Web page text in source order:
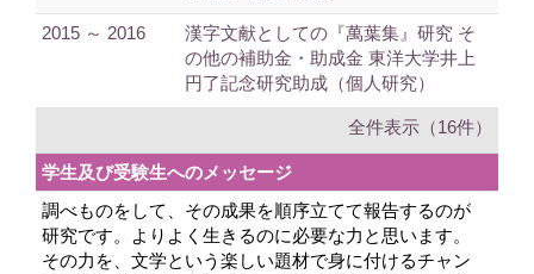
2015 ～ 2016
漢字文献としての『萬葉集』研究 そ
の他の補助金・助成金 東洋大学井上
円了記念研究助成（個人研究）
全件表示（16件）
学生及び受験生へのメッセージ
調べものをして、その成果を順序立てて報告するのが
研究です。よりよく生きるのに必要な力と思います。
その力を、文学という楽しい題材で身に付けるチャン